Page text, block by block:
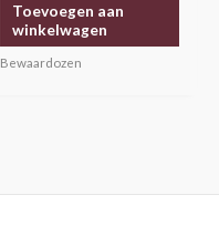
Toevoegen aan
winkelwagen
Bewaardozen